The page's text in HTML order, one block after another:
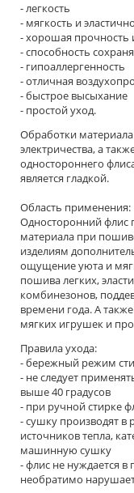
- легкость
- мягкость и
- хорошая прочность
- способность
- гипоаллергенность
- отличная
- быстрое высыхание
- простой уход.
Обработки
электричества, а
одностороннего
является гладкой.
Область применения:
Односторонний флис
материала при
изделиям
ощущение уюта и
пошива легких,
комбинезонов,
времени года. А
мягких игрушек и
Правила ухода:
- бережный режим
- не следует
выше 40 градусов
- при ручной стирке
- сушку производят в
источников тепла,
машинную сушку
- флис не нуждается в
необратимо